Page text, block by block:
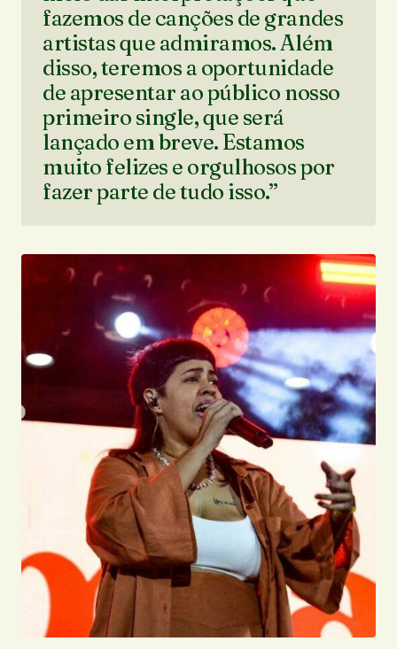
fazemos de canções de grandes
artistas que admiramos. Além
disso, teremos a oportunidade
de apresentar ao público nosso
primeiro single, que será
lançado em breve. Estamos
muito felizes e orgulhosos por
fazer parte de tudo isso.”